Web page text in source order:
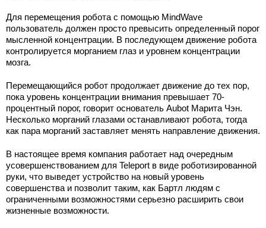
Для перемещения робота с помощью MindWave
пользователь должен просто превысить определенный порог
мысленной концентрации. В последующем движение робота
контролируется морганием глаз и уровнем концентрации
мозга.
Перемещающийся робот продолжает движение до тех пор,
пока уровень концентрации внимания превышает 70-
процентный порог, говорит основатель Aubot Марита Чэн.
Несколько морганий глазами останавливают робота, тогда
как пара морганий заставляет менять направление движения.
В настоящее время компания работает над очередным
усовершенствованием для Teleport в виде роботизированной
руки, что выведет устройство на новый уровень
совершенства и позволит таким, как Бартл людям с
ограниченными возможностями серьезно расширить свои
жизненные возможности.